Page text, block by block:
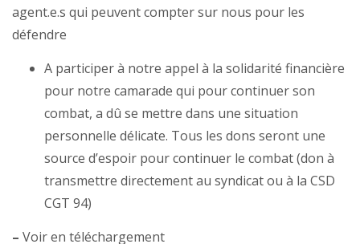
agent.e.s qui peuvent compter sur nous pour les
défendre
A participer à notre appel à la solidarité financière
pour notre camarade qui pour continuer son
combat, a dû se mettre dans une situation
personnelle délicate. Tous les dons seront une
source d’espoir pour continuer le combat (don à
transmettre directement au syndicat ou à la CSD
CGT 94)
– Voir en téléchargement